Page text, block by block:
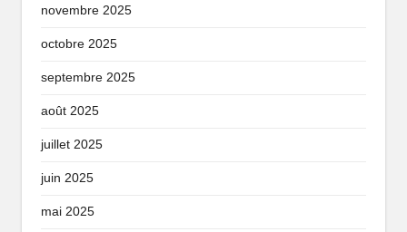
novembre 2025
octobre 2025
septembre 2025
août 2025
juillet 2025
juin 2025
mai 2025